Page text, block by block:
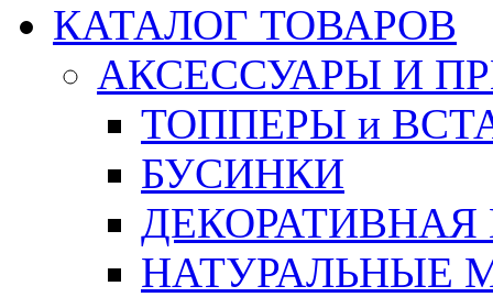
КАТАЛОГ ТОВАРОВ
АКСЕССУАРЫ И
ТОППЕРЫ и
БУСИНКИ
ДЕКОРАТИВНАЯ
НАТУРАЛЬНЫЕ